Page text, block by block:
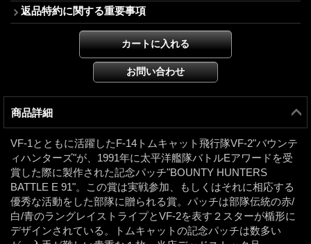
返品特約に関する重要事項
商品詳細
VF-1とともに活躍したF-14トムキャット飛行隊VF-2"バウンテ
ィハンターズ"が、1991年に太平洋艦隊バトルEアワードを受
賞した際に製作された記念パッチ"BOUNTY HUNTERS
BATTLE E 91"。この賞は実戦参加、もしくはそれに相応する
優秀な活動をした部隊に贈られる賞。パッチは部隊伝統の赤/
白/青のラングレイストライプとVF-2を表す２スターが楯形に
デザインされている。トムキャットの記念パッチは数多い